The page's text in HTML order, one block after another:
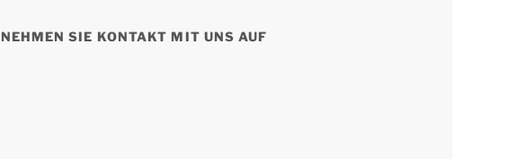
NEHMEN SIE KONTAKT MIT UNS AUF